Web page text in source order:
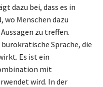
dazu bei, dass es in
Menschen dazu
zu treffen.
bürokratische Sprache, die
Es ist ein
mit
wird. In der